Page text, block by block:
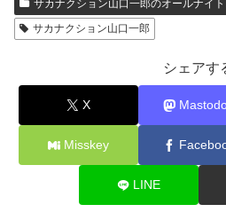
サカナクション山口一郎のオールナイ
サカナクション山口一郎
シェアす
X
Misskey
LINE